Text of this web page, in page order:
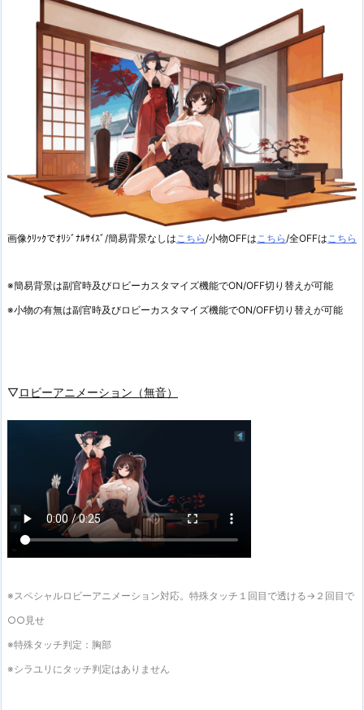
画像ｸﾘｯｸでｵﾘｼﾞﾅﾙｻｲｽﾞ/簡易背景なしはこちら/小物OFFはこちら/全OFFはこちら
※簡易背景は副官時及びロビーカスタマイズ機能でON/OFF切り替えが可能
※小物の有無は副官時及びロビーカスタマイズ機能でON/OFF切り替えが可能
▽ロビーアニメーション（無音）
※スペシャルロビーアニメーション対応。特殊タッチ１回目で透ける→２回目で
○○見せ
※特殊タッチ判定：胸部
※シラユリにタッチ判定はありません